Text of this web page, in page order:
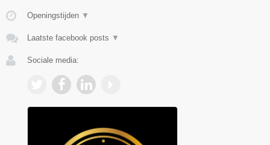
Openingstijden ▼
Laatste facebook posts ▼
Sociale media: